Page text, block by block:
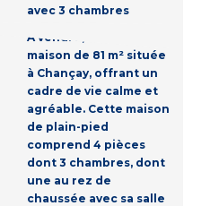
avec 3 chambres
À vendre, charmante
maison de 81 m² située
à Chançay, offrant un
cadre de vie calme et
agréable. Cette maison
de plain-pied
comprend 4 pièces
dont 3 chambres, dont
une au rez de
chaussée avec sa salle